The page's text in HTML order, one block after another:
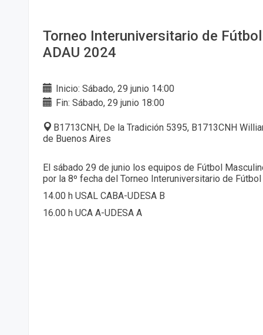
Torneo Interuniversitario de
ADAU 2024
Inicio: Sábado, 29 junio 14:00
Fin: Sábado, 29 junio 18:00
B1713CNH, De la Tradición 5395, B1713CNH
de Buenos Aires
El sábado 29 de junio los equipos de Fútbol
por la 8º fecha del Torneo Interuniversitario de Fútbol
14.00 h USAL CABA-UDESA B
16.00 h UCA A-UDESA A